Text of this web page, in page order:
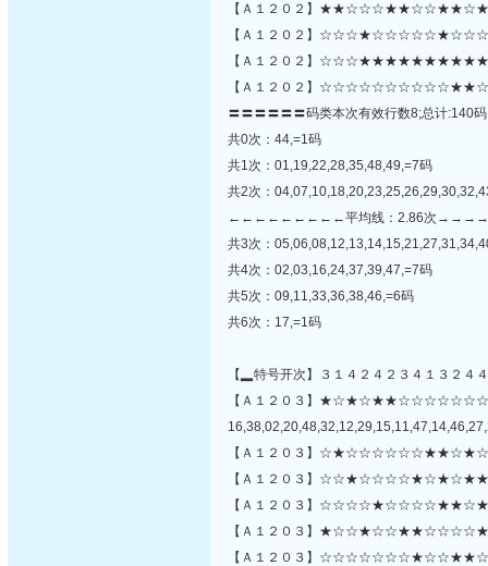
【Ａ１２０２】
【Ａ１２０２】
【Ａ１２０２】
【Ａ１２０２】
〓〓〓〓〓〓码类本次有效行数8;总计:140
共0次：44,=1码
共1次：01,19,22,28,35,48,49,=7码
共2次：
←←←←←←←←←平均线：2.86次
共3次：
共4次：02,03,16,24,37,39,47,=7码
共5次：09,11,33,36,38,46,=6码
共6次：17,=1码
【▂特号开次】３１４２４２３４１３２４
【Ａ１２０３】
【Ａ１２０３】
【Ａ１２０３】
【Ａ１２０３】
【Ａ１２０３】
【Ａ１２０３】